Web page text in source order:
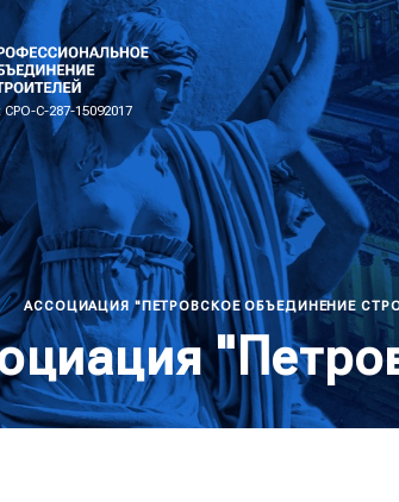
СРО-С-287-15092017
АССОЦИАЦИЯ "ПЕТРОВСКОЕ ОБЪЕДИНЕНИЕ